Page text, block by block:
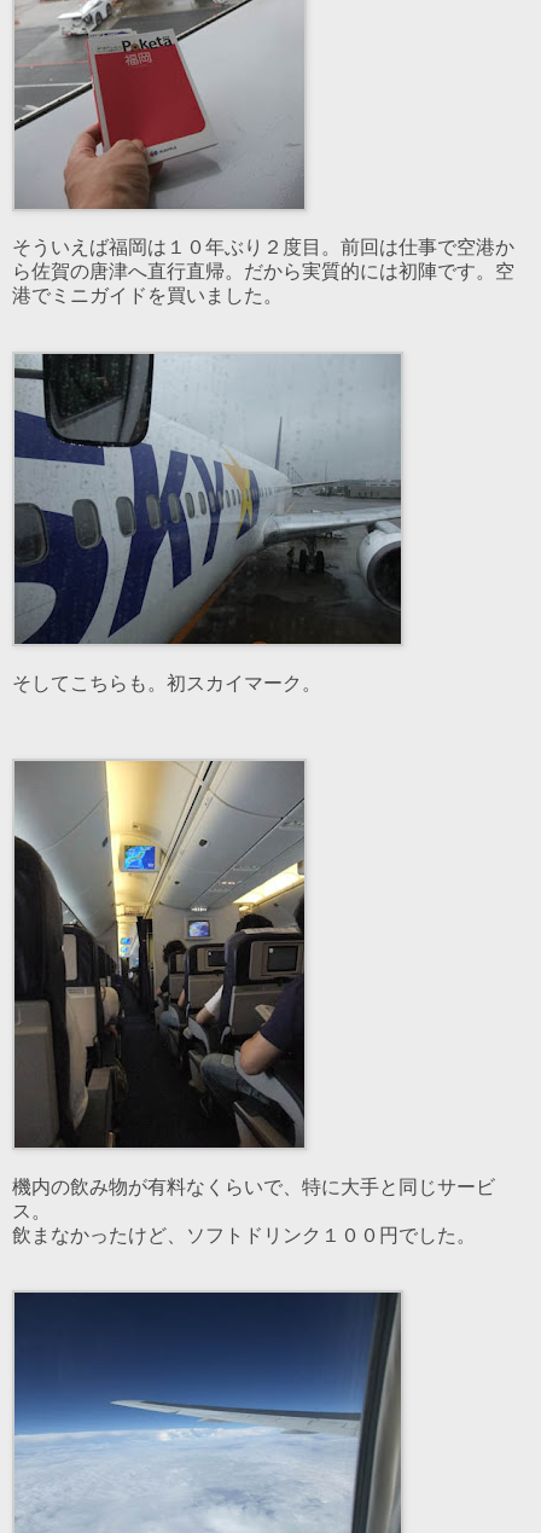
そういえば福岡は１０年ぶり２度目。前回は仕事で空港か
ら佐賀の唐津へ直行直帰。だから実質的には初陣です。空
港でミニガイドを買いました。
そしてこちらも。初スカイマーク。
機内の飲み物が有料なくらいで、特に大手と同じサービ
ス。
飲まなかったけど、ソフトドリンク１００円でした。